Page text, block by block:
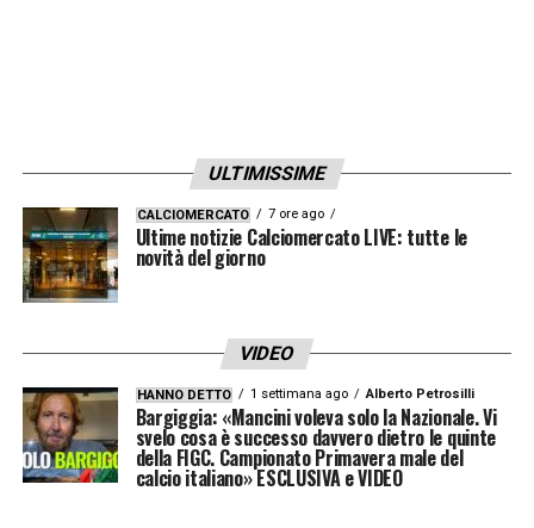
ULTIMISSIME
CALCIOMERCATO 7 ore ago
Ultime notizie Calciomercato LIVE: tutte le
novità del giorno
VIDEO
HANNO DETTO 1 settimana ago Alberto Petrosilli
Bargiggia: «Mancini voleva solo la Nazionale. Vi
svelo cosa è successo davvero dietro le quinte
della FIGC. Campionato Primavera male del
calcio italiano» ESCLUSIVA e VIDEO